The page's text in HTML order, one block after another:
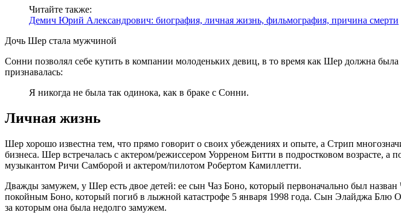
Читайте также:
Демич Юрий Александрович: биография, личная жизнь, фильмография, причина смерти
Дочь Шер стала мужчиной
Сонни позволял себе кутить в компании молоденьких девиц, в то время как Шер должна
признавалась:
Я никогда не была так одинока, как в браке с Сонни.
Личная жизнь
Шер хорошо известна тем, что прямо говорит о своих убеждениях и опыте, а Стрип
бизнеса. Шер встречалась с актером/режиссером Уорреном Битти в подростковом
музыкантом Ричи Самборой и актером/пилотом Робертом Камиллетти.
Дважды замужем, у Шер есть двое детей: ее сын Чаз Боно, который первоначально был
покойным Боно, который погиб в лыжной катастрофе 5 января 1998 года. Сын Элайджа Блю
за которым она была недолго замужем.